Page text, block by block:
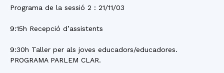
Programa de la sessió 2 : 21/11/03
9:15h Recepció d’assistents
9:30h Taller per als joves educadors/educadores.
PROGRAMA PARLEM CLAR.